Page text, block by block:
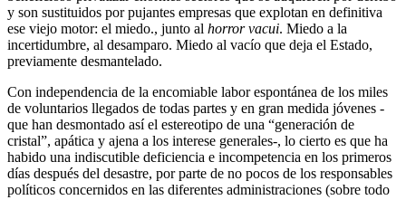
y son sustituidos por pujantes empresas que explotan en definitiva
ese viejo motor: el miedo., junto al horror vacui. Miedo a la
incertidumbre, al desamparo. Miedo al vacío que deja el Estado,
previamente desmantelado.
Con independencia de la encomiable labor espontánea de los miles
de voluntarios llegados de todas partes y en gran medida jóvenes -
que han desmontado así el estereotipo de una “generación de
cristal”, apática y ajena a los interese generales-, lo cierto es que ha
habido una indiscutible deficiencia e incompetencia en los primeros
días después del desastre, por parte de no pocos de los responsables
políticos concernidos en las diferentes administraciones (sobre todo